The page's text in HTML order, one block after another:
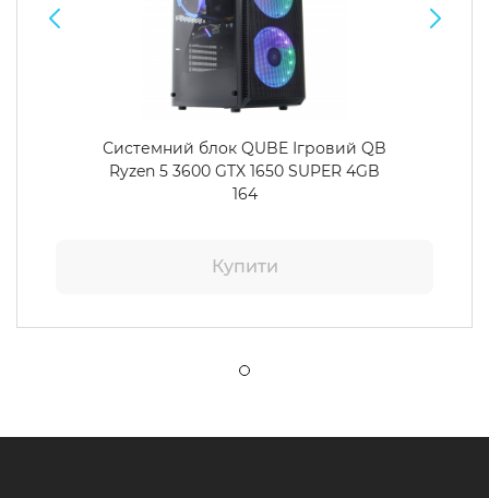
Системний блок QUBE Ігровий QB
Ryzen 5 3600 GTX 1650 SUPER 4GB
164
Купити